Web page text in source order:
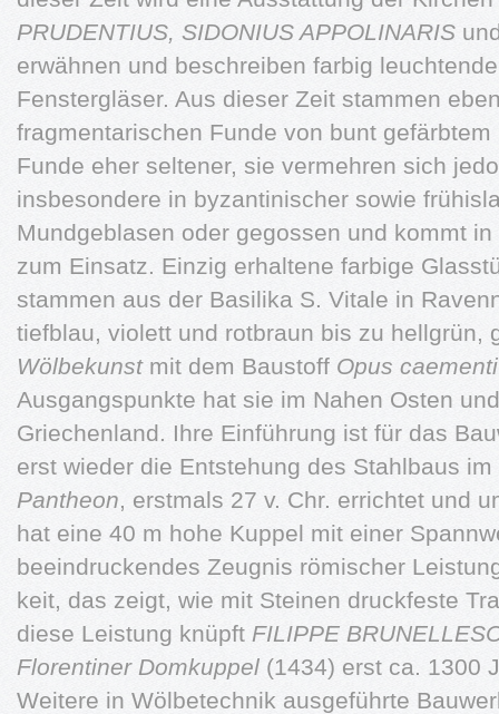
PRUDENTIUS, SIDONIUS APPOLINARIS
erwähnen und beschreiben farbig
Fenstergläser. Aus dieser Zeit stammen
fragmentarischen Funde von bunt
Funde eher seltener, sie vermehren sich
insbesondere in byzantinischer sowie
Mundgeblasen oder gegossen und kommt
zum Einsatz. Einzig erhaltene farbige
stammen aus der Basilika S. Vitale in
tiefblau, violett und rotbraun bis zu hellgrün,
Wölbekunstmit dem Baustoff Opus
Ausgangspunkte hat sie im Nahen Osten
Griechenland. Ihre Einführung ist für das
erst wieder die Entstehung des Stahlbaus
Pantheon, erstmals 27 v. Chr. errichtet und
hat eine 40 m hohe Kuppel mit einer
beeindruckendes Zeugnis römischer
keit, das zeigt, wie mit Steinen druckfeste
diese Leistung knüpft FILIPPE
Florentiner Domkuppel (1434) erst ca. 1300
Weitere in Wölbetechnik ausgeführte